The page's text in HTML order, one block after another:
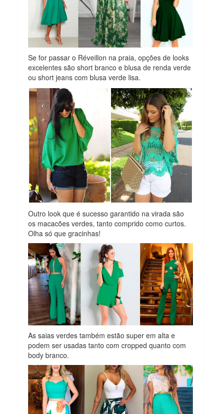
Se for passar o Réveillon na praia, opções de looks
excelentes são short branco e blusa de renda verde
ou short jeans com blusa verde lisa.
Outro look que é sucesso garantido na virada são
os macacões verdes, tanto comprido como curtos.
Olha só que gracinhas!
As saias verdes também estão super em alta e
podem ser usadas tanto com cropped quanto com
body branco.